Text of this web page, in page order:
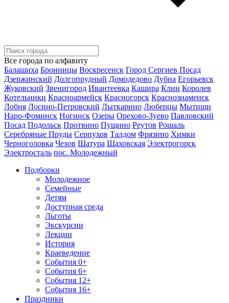
Все города по алфавиту
Балашиха Бронницы Воскресенск Город Сергиев Посад
Дзержинский Долгопрудный Домодедово Дубна Егорьевск
Жуковский Звенигород Ивантеевка Кашира Клин Королев
Котельники Красноармейск Красногорск Краснознаменск
Лобня Лосино-Петровский Лыткарино Люберцы Мытищи
Наро-Фоминск Ногинск Озеры Орехово-Зуево Павловский
Посад Подольск Протвино Пущино Реутов Рошаль
Серебряные Пруды Серпухов Талдом Фрязино Химки
Черноголовка Чехов Шатура Шаховская Электрогорск
Электросталь пос. Молодежный
Подборки
Молодежное
Семейные
Детям
Доступная среда
Льготы
Экскурсии
Лекции
История
Краеведение
События 0+
События 6+
События 12+
События 16+
Праздники